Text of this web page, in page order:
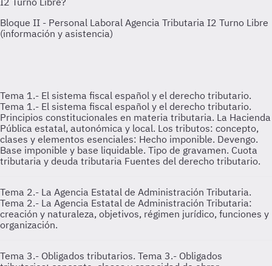
Tema 1.- El sistema fiscal español y el derecho tributario.
Tema 1.- El sistema fiscal español y el derecho tributario.
Principios constitucionales en materia tributaria. La Hacienda
Pública estatal, autonómica y local. Los tributos: concepto,
clases y elementos esenciales: Hecho imponible. Devengo.
Base imponible y base liquidable. Tipo de gravamen. Cuota
tributaria y deuda tributaria Fuentes del derecho tributario.
Tema 2.- La Agencia Estatal de Administración Tributaria.
Tema 2.- La Agencia Estatal de Administración Tributaria:
creación y naturaleza, objetivos, régimen jurídico, funciones y
organización.
Tema 3.- Obligados tributarios. Tema 3.- Obligados